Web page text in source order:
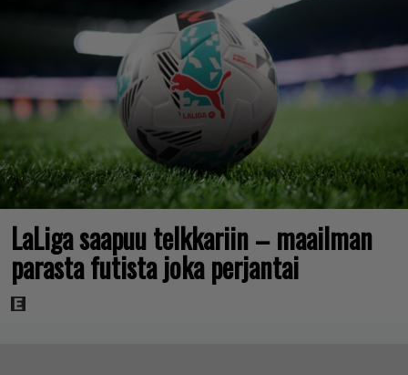
LaLiga saapuu telkkariin – maailman
parasta futista joka perjantai